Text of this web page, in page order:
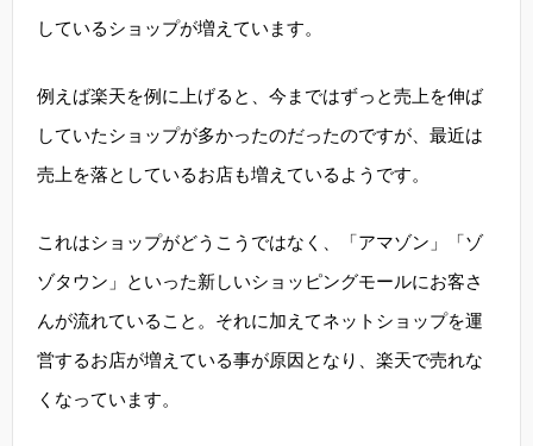
しているショップが増えています。
例えば楽天を例に上げると、今まではずっと売上を伸ば
していたショップが多かったのだったのですが、最近は
売上を落としているお店も増えているようです。
これはショップがどうこうではなく、「アマゾン」「ゾ
ゾタウン」といった新しいショッピングモールにお客さ
んが流れていること。それに加えてネットショップを運
営するお店が増えている事が原因となり、楽天で売れな
くなっています。